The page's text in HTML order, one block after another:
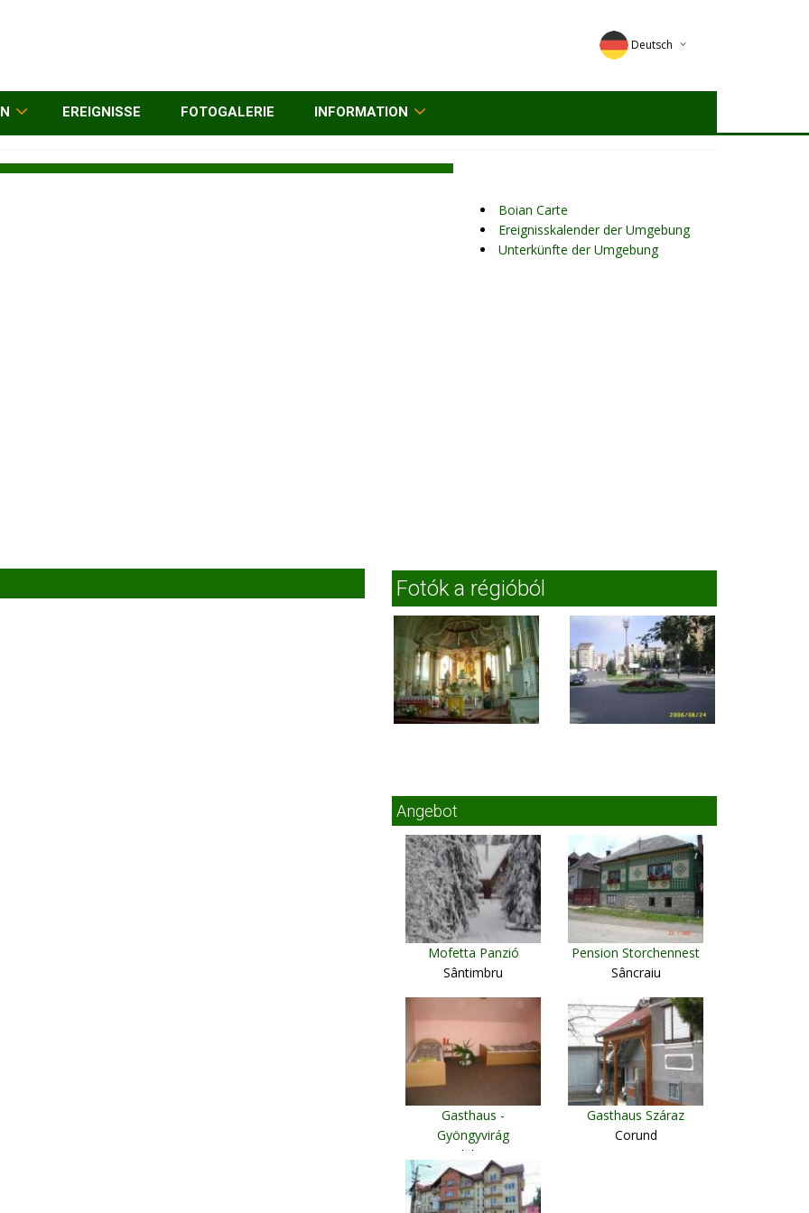
Deutsch
English
EREIGNISSE FOTOGALERIE INFORMATION
Boian Carte
Ereignisskalender der Umgebung
Unterkünfte der Umgebung
Fotók a régióból
Angebot
Mofetta Panzió
Sântimbru
Pension Storchennest
Sâncraiu
Gasthaus -
Gyöngyvirág
Vlăhiţa
Gasthaus Száraz
Corund